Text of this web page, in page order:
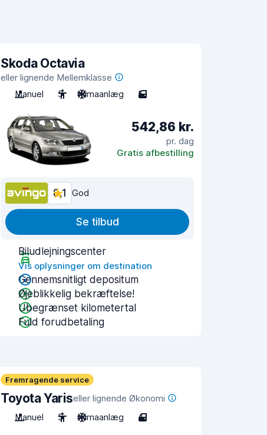
Skoda Octavia
eller lignende Mellemklasse
Manuel
5 Klimaanlæg 5
542,86 kr.
pr. dag
Gratis afbestilling
8,1 God
Se tilbud
Biludlejningscenter
Vis oplysninger om destination
Gennemsnitligt depositum
Øjeblikkelig bekræftelse!
Ubegrænset kilometertal
Fuld forudbetaling
Fremragende service
Toyota Yariseller lignende Økonomi
Manuel
5 Klimaanlæg 4